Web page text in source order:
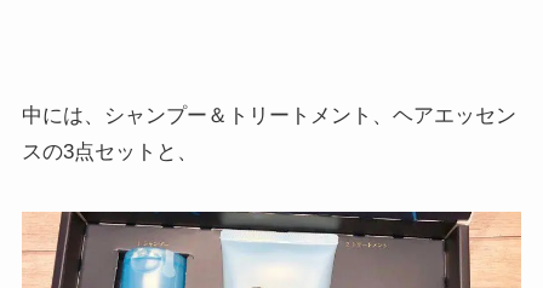
中には、シャンプー＆トリートメント、ヘアエッセン
スの3点セットと、